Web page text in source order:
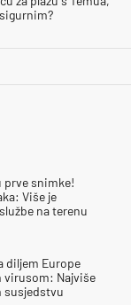
prve snimke!
Više je
na terenu
diljem Europe
virusom: Najviše
susjedstvu